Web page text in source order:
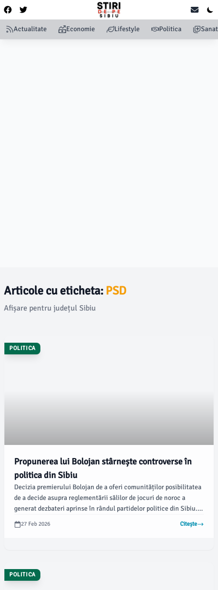
Actualitate Economie Lifestyle Politica
Articole cu eticheta: PSD
Afișare pentru județul Sibiu
POLITICA
Propunerea lui Bolojan stârnește controverse în
politica din Sibiu
Decizia premierului Bolojan de a oferi comunităților posibilitatea
de a decide asupra reglementării sălilor de jocuri de noroc a
generat dezbateri aprinse în rândul partidelor politice din Sibiu.
Potrivit turnulsfatului.ro, FDGR și PSD Sibiu sprijină
reglementarea acestor jocuri, în timp ce USR propune
27 Feb 2026 Citește
POLITICA